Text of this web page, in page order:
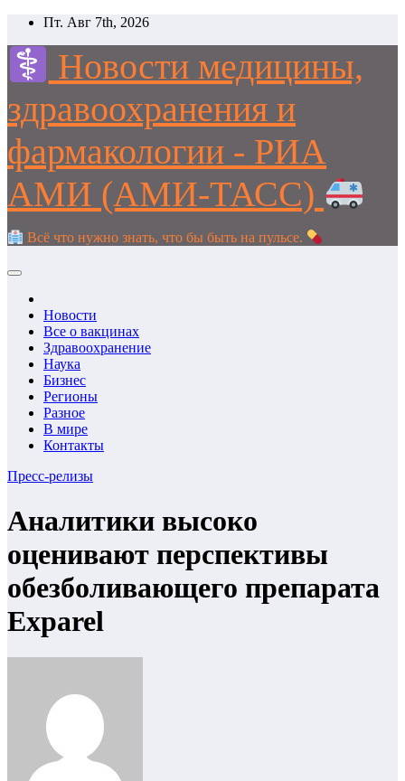
Перейти
содержимому
Пт. Авг 7th, 2026
Новости медицины,
здравоохранения и
фармакологии - РИА
АМИ (АМИ-ТАСС)
Всё что нужно знать, что бы быть на пульсе.
Новости
Все о вакцинах
Здравоохранение
Наука
Бизнес
Регионы
Разное
В мире
Контакты
Пресс-релизы
Аналитики высоко
оценивают перспективы
обезболивающего препарата
Exparel